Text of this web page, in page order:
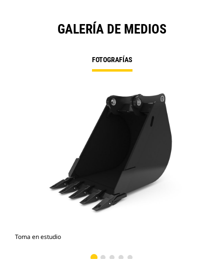
GALERÍA DE MEDIOS
FOTOGRAFÍAS
Toma en estudio